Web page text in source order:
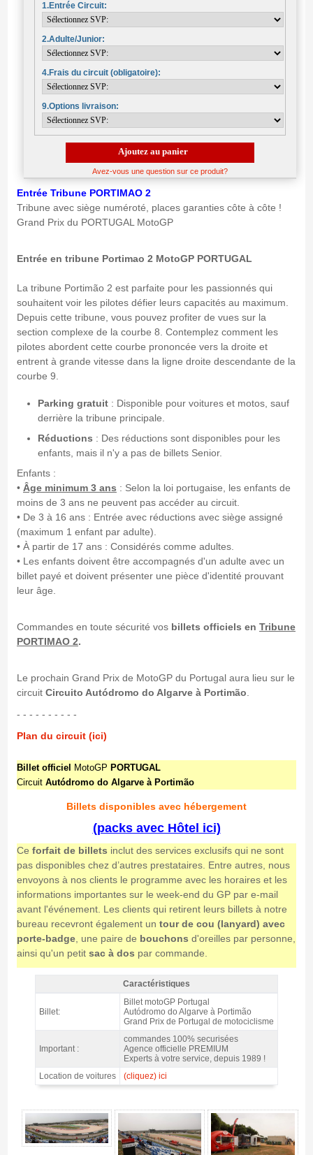
1.Entrée Circuit:
2.Adulte/Junior:
4.Frais du circuit (obligatoire):
9.Options livraison:
Avez-vous une question sur ce produit?
Entrée Tribune PORTIMAO 2
Tribune avec siège numéroté, places garanties côte à côte !
Grand Prix du PORTUGAL MotoGP
Entrée en tribune Portimao 2 MotoGP PORTUGAL
La tribune Portimão 2 est parfaite pour les passionnés qui
souhaitent voir les pilotes défier leurs capacités au maximum.
Depuis cette tribune, vous pouvez profiter de vues sur la
section complexe de la courbe 8. Contemplez comment les
pilotes abordent cette courbe prononcée vers la droite et
entrent à grande vitesse dans la ligne droite descendante de la
courbe 9.
Parking gratuit: Disponible pour voitures et motos, sauf
derrière la tribune principale.
Réductions : Des réductions sont disponibles pour les
enfants, mais il n'y a pas de billets Senior.
Enfants :
• Âge minimum 3 ans : Selon la loi portugaise, les enfants de
moins de 3 ans ne peuvent pas accéder au circuit.
• De 3 à 16 ans : Entrée avec réductions avec siège assigné
(maximum 1 enfant par adulte).
• À partir de 17 ans : Considérés comme adultes.
• Les enfants doivent être accompagnés d'un adulte avec un
billet payé et doivent présenter une pièce d'identité prouvant
leur âge.
Commandes en toute sécurité vos billets officiels en Tribune
PORTIMAO 2.
Le prochain Grand Prix de MotoGP du Portugal aura lieu sur le
circuit Circuito Autódromo do Algarve à Portimão
- - - - - - - - - -
Plan du circuit (ici)
Billet officiel MotoGP PORTUGAL
Circuit Autódromo do Algarve à Portimão
Billets disponibles avec hébergement
(packs avec Hôtel ici)
Ce forfait de billets inclut des services exclusifs qui ne sont
pas disponibles chez d’autres prestataires. Entre autres, nous
envoyons à nos clients le programme avec les horaires et les
informations importantes sur le week-end du GP par e-mail
avant l'événement. Les clients qui retirent leurs billets à notre
bureau recevront également un tour de cou (lanyard) avec
porte-badge, une paire de bouchons d'oreilles par personne,
ainsi qu'un petit sac à dos par commande.
Tribune Portimao 2 MotoGP Portimao 2026 - Caractéristiques
Caractéristiques
Billet:
Billet motoGP Portugal
Autódromo do Algarve à Portimão
Grand Prix de Portugal de motociclisme
Important :
commandes 100% securisées
Agence officielle PREMIUM
Experts à votre service, depuis 1989 !
Location de voitures
(cliquez) ici